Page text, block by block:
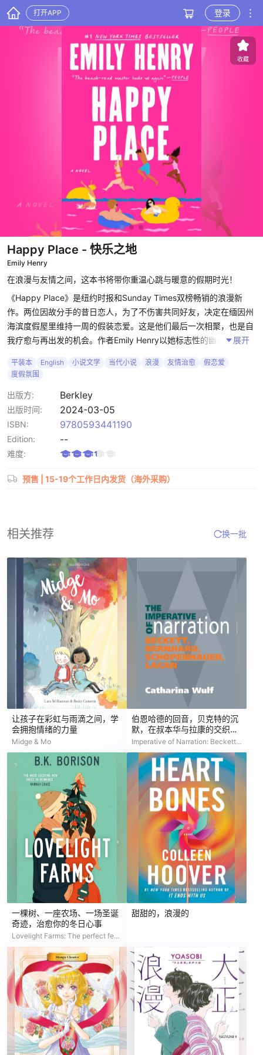
打开APP 登录
收藏
Happy Place - 快乐之地
Emily Henry
在浪漫与友情之间，这本书将带你重温心跳与暖意的假期时光！
《Happy Place》是纽约时报和Sunday Times双榜畅销的浪漫新
作。两位因故分手的昔日恋人，为了不伤害共同好友，决定在缅因州
海滨度假屋里维持一周的假装恋爱。这是他们最后一次相聚，也是自
我疗愈与再出发的机会。作者Emily Henry以她标志性的幽默与温
情感力量。
背景设定在缅因州经典度假小屋，创造轻松惬意的氛围体验再融合心
动与幽默的假恋爱情节，细腻刻画友情与爱情的交织，为读者带来情
感共鸣与心理慰藉。书中男女主的第二次机会的浪漫，激发对自我成
长与重启生活的向往。
Sunday Times畅销作者Emily Henry倾情之作，已获多位作家强力推
荐，该作中人物真实可爱，友情描写温暖治愈，情感刻画细腻动人，
展开
平装本 English 小说文学 当代小说 浪漫 友情治愈
假恋爱
度假氛围
出版方: Berkley
出版时间: 2024-03-05
ISBN: 9780593441190
Edition: --
难度:
预售 | 15-19个工作日内发货（海外采购）
相关推荐 换一批
让孩子在彩虹与雨滴之间，学
会拥抱情绪的力量
Midge & Mo
伯恩哈德的回音，贝克特的沉
默，在叔本华与拉康的交织中
苏醒
Imperative of Narration: Beckett, Bernard, Schopenhauer, Lacan
一棵树、一座农场、一场圣诞
奇迹，治愈你的冬日心事
Lovelight Farms: The perfect feel-good friends-to-lovers festive Romcom
甜甜的，浪漫的